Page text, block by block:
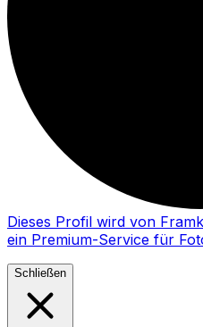
Dieses Profil wird von
ein Premium-Service für
Schließen